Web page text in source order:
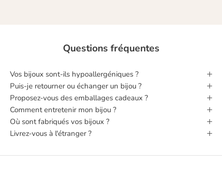
Questions fréquentes
Vos bijoux sont‑ils hypoallergéniques ?
Puis‑je retourner ou échanger un bijou ?
Proposez-vous des emballages cadeaux ?
Comment entretenir mon bijou ?
Où sont fabriqués vos bijoux ?
Livrez-vous à l'étranger ?